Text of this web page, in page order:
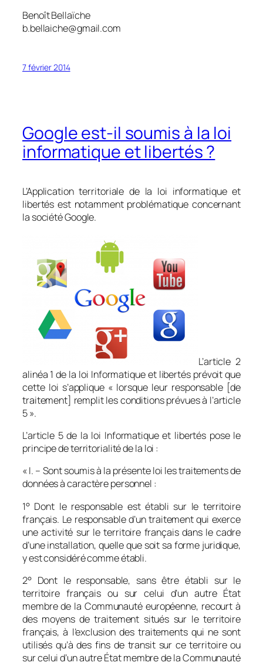
Benoît Bellaïche
b.bellaiche@gmail.com
7 février 2014
Google est-il soumis à la loi
informatique et libertés ?
L’Application territoriale de la loi informatique et
libertés est notamment problématique concernant
la société Google.
L’article 2
alinéa 1 de la loi Informatique et libertés prévoit que
cette loi s’applique « lorsque leur responsable [de
traitement] remplit les conditions prévues à l’article
5».
L’article 5 de la loi Informatique et libertés pose le
principe de territorialité de la loi :
« I. – Sont soumis à la présente loi les traitements de
données à caractère personnel :
1° Dont le responsable est établi sur le territoire
français. Le responsable d’un traitement qui exerce
une activité sur le territoire français dans le cadre
d’une installation, quelle que soit sa forme juridique,
y est considéré comme établi.
2° Dont le responsable, sans être établi sur le
territoire français ou sur celui d’un autre État
membre de la Communauté européenne, recourt à
des moyens de traitement situés sur le territoire
français, à l’exclusion des traitements qui ne sont
utilisés qu’à des fins de transit sur ce territoire ou
sur celui d’un autre État membre de la Communauté